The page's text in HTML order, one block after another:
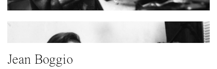
Jean Boggio